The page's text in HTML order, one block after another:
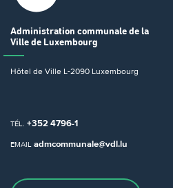
Administration communale de la
Ville de Luxembourg
Hôtel de Ville L-2090 Luxembourg
TÉL. +352 4796-1
EMAIL admcommunale@vdl.lu